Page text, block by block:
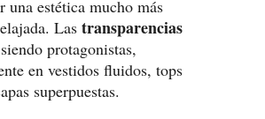
una estética mucho más
Las transparencias
protagonistas,
en vestidos fluidos, tops
superpuestas.